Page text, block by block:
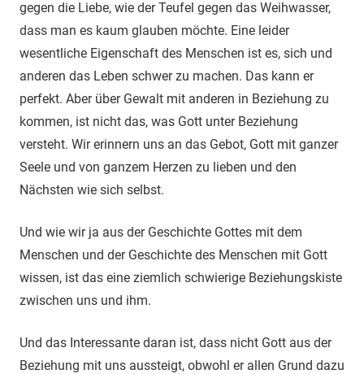
gegen die Liebe, wie der Teufel gegen das Weihwasser,
dass man es kaum glauben möchte. Eine leider
wesentliche Eigenschaft des Menschen ist es, sich und
anderen das Leben schwer zu machen. Das kann er
perfekt. Aber über Gewalt mit anderen in Beziehung zu
kommen, ist nicht das, was Gott unter Beziehung
versteht. Wir erinnern uns an das Gebot, Gott mit ganzer
Seele und von ganzem Herzen zu lieben und den
Nächsten wie sich selbst.
Und wie wir ja aus der Geschichte Gottes mit dem
Menschen und der Geschichte des Menschen mit Gott
wissen, ist das eine ziemlich schwierige Beziehungskiste
zwischen uns und ihm.
Und das Interessante daran ist, dass nicht Gott aus der
Beziehung mit uns aussteigt, obwohl er allen Grund dazu